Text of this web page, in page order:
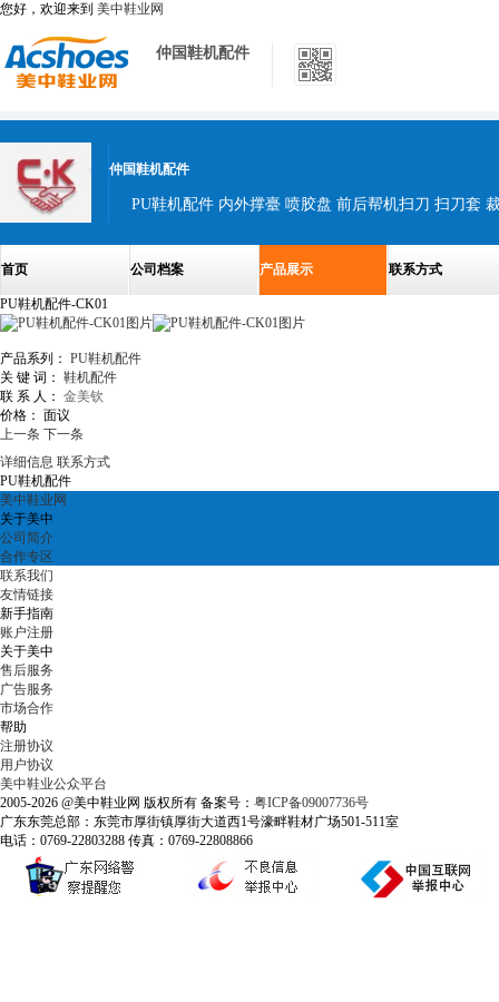
您好，欢迎来到 美中鞋业网
仲国鞋机配件
仲国鞋机配件
首页 公司档案 产品展示 联系方式
PU鞋机配件-CK01
产品系列： PU鞋机配件
关 键 词： 鞋机配件
联 系 人： 金美钦
价格： 面议
上一条 下一条
详细信息 联系方式
PU鞋机配件
美中鞋业网
关于美中
公司简介
合作专区
联系我们
友情链接
新手指南
账户注册
关于美中
售后服务
广告服务
市场合作
帮助
注册协议
用户协议
美中鞋业公众平台
2005-2026 @美中鞋业网 版权所有 备案号： 粤ICP备09007736号
广东东莞总部：东莞市厚街镇厚街大道西1号濠畔鞋材广场501-511室
电话：0769-22803288 传真：0769-22808866